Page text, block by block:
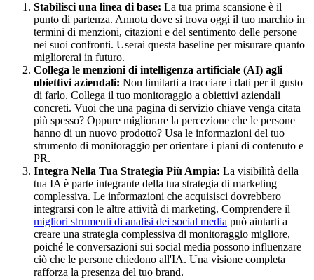
Stabilisci una linea di base: La tua prima scansione è il
punto di partenza. Annota dove si trova oggi il tuo marchio in
termini di menzioni, citazioni e del sentimento delle persone
nei suoi confronti. Userai questa baseline per misurare quanto
migliorerai in futuro.
Collega le menzioni di intelligenza artificiale (AI) agli
obiettivi aziendali: Non limitarti a tracciare i dati per il gusto
di farlo. Collega il tuo monitoraggio a obiettivi aziendali
concreti. Vuoi che una pagina di servizio chiave venga citata
più spesso? Oppure migliorare la percezione che le persone
hanno di un nuovo prodotto? Usa le informazioni del tuo
strumento di monitoraggio per orientare i piani di contenuto e
PR.
Integra Nella Tua Strategia Più Ampia: La visibilità della
tua IA è parte integrante della tua strategia di marketing
complessiva. Le informazioni che acquisisci dovrebbero
integrarsi con le altre attività di marketing. Comprendere il
migliori strumenti di analisi dei social media può aiutarti a
creare una strategia complessiva di monitoraggio migliore,
poiché le conversazioni sui social media possono influenzare
ciò che le persone chiedono all'IA. Una visione completa
rafforza la presenza del tuo brand.